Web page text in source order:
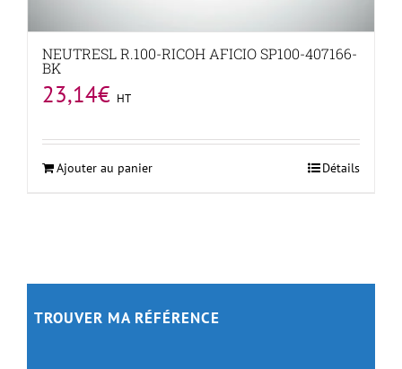
NEUTRESL R.100-RICOH AFICIO SP100-407166-
BK
23,14€ HT
Ajouter au panier Détails
TROUVER MA RÉFÉRENCE